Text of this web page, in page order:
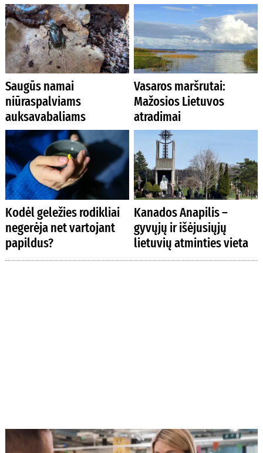
Saugūs namai
niūraspalviams
auksavabaliams
Vasaros maršrutai:
Mažosios Lietuvos
atradimai
Kodėl geležies rodikliai
negerėja net vartojant
papildus?
Kanados Anapilis –
gyvųjų ir išėjusiųjų
lietuvių atminties vieta